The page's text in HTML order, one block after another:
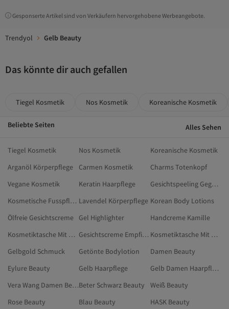
Gesponserte Artikel sind von Verkäufern hervorgehobene Werbeangebote.
Trendyol Gelb Beauty
Das könnte dir auch gefallen
Tiegel Kosmetik Nos Kosmetik Koreanische Kosmetik
Beliebte Seiten Alles Sehen
Tiegel Kosmetik Nos Kosmetik
Koreanische Kosmetik
Arganöl Körperpflege
Carmen Kosmetik
Charms Totenkopf
Vegane Kosmetik
Keratin Haarpflege
Gesichtspeeling Gegen Mitesser
Kosmetische Fusspflege Lavendel Körperpflege Korean Body Lotions
Ölfreie Gesichtscreme
Gel Highlighter
Handcreme Kamille
Kosmetiktasche Mit Pinselfach
Gesichtscreme Empfindliche Haut
Kosmetiktasche Mit Kordelzug
Gelbgold Schmuck
Getönte Bodylotion
Damen Beauty
Eylure Beauty
Gelb Haarpflege
Gelb Damen Haarpflege
Vera Wang Damen BeautyBeter Schwarz Beauty
Weiß Beauty
Rose Beauty
Blau Beauty
HASK Beauty